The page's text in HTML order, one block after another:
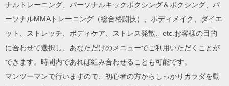
ナルトレーニング、パーソナルキックボクシング＆ボクシング、パ
ーソナルMMAトレーニング（総合格闘技）、ボディメイク、ダイエ
ット、ストレッチ、ボディケア、ストレス発散、etc.お客様の目的
に合わせて選択し、あなただけのメニューでご利用いただくことが
できます。時間内であれば組み合わせることも可能です。
マンツーマンで行いますので、初心者の方からしっかりカラダを動